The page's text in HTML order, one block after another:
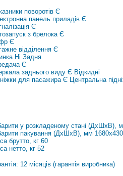
поворотів Є
панель приладів Є
Є
з брелока Є
Є
відділення Є
Ні Задня
Є
заднього виду Є Відкидні
для пасажира Є Центральна
у розкладеному стані (ДхШхВ),
пакування (ДхШхВ), мм
брутто, кг 60
нетто, кг 52
12 місяців (гарантія виробника)